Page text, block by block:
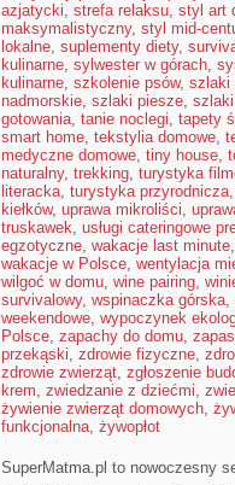
azjatycki, strefa relaksu, styl art
maksymalistyczny, styl mid-
lokalne, suplementy diety,
kulinarne, sylwester w górach,
kulinarne, szkolenie psów, szlaki
nadmorskie, szlaki piesze,
gotowania, tanie noclegi, tapety
smart home, tekstylia domowe,
medyczne domowe, tiny house,
naturalny, trekking, turystyka
literacka, turystyka przyrodnicza,
kiełków, uprawa mikroliści,
truskawek, usługi cateringowe
egzotyczne, wakacje last minute,
wakacje w Polsce, wentylacja
wilgoć w domu, wine pairing,
survivalowy, wspinaczka górska,
weekendowe, wypoczynek
Polsce, zapachy do domu,
przekąski, zdrowie fizyczne,
zdrowie zwierząt, zgłoszenie
krem, zwiedzanie z dziećmi,
żywienie zwierząt domowych,
funkcjonalna, żywopłot
SuperMatma.pl to nowoczesny